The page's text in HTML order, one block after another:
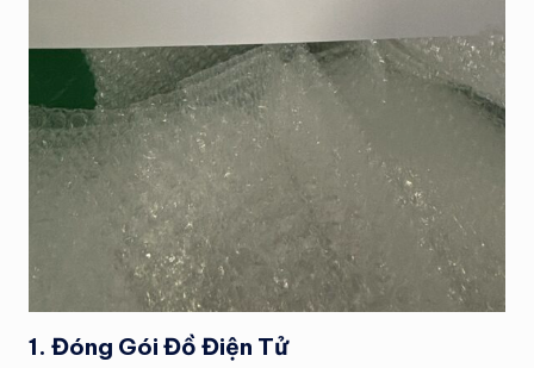
1. Đóng Gói Đồ Điện Tử